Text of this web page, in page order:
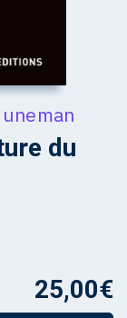
du
25,00€